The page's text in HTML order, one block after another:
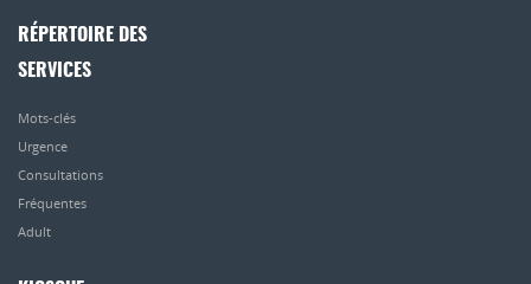
RÉPERTOIRE DES
SERVICES
Mots-clés
Urgence
Consultations
Fréquentes
Adult